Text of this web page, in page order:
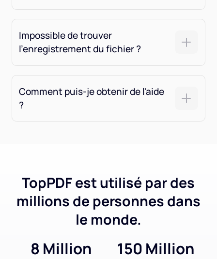
Impossible de trouver
l'enregistrement du fichier ?
Comment puis-je obtenir de l'aide
?
TopPDF est utilisé par des
millions de personnes dans
le monde.
8 Million 150 Million